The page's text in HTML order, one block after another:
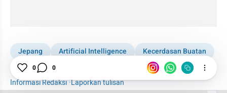
Jepang Artificial Intelligence
Kecerdasan Buatan
AI for Indonesia
Informasi Redaksi·Laporkan tulisan
0 0